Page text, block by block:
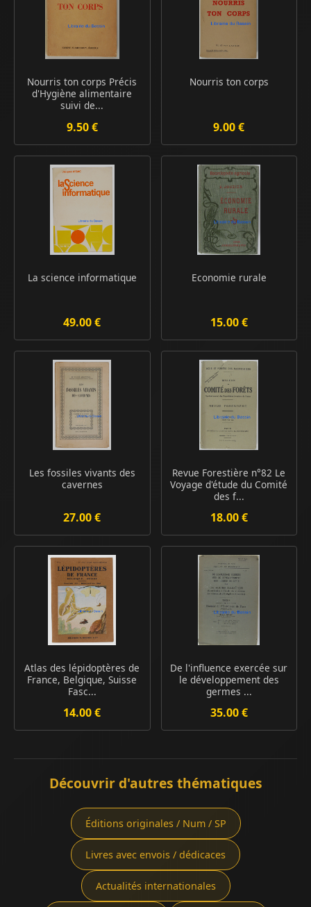
Nourris ton corps Précis
d'Hygiène alimentaire
suivi de...
9.50 €
Nourris ton corps
9.00 €
La science informatique
49.00 €
Economie rurale
15.00 €
Les fossiles vivants des
cavernes
27.00 €
Revue Forestière n°82 Le
Voyage d'étude du Comité
des f...
18.00 €
Atlas des lépidoptères de
France, Belgique, Suisse
Fasc...
14.00 €
De l'influence exercée sur
le développement des
germes ...
35.00 €
Découvrir d'autres thématiques
Éditions originales / Num / SP
Livres avec envois / dédicaces
Actualités internationales